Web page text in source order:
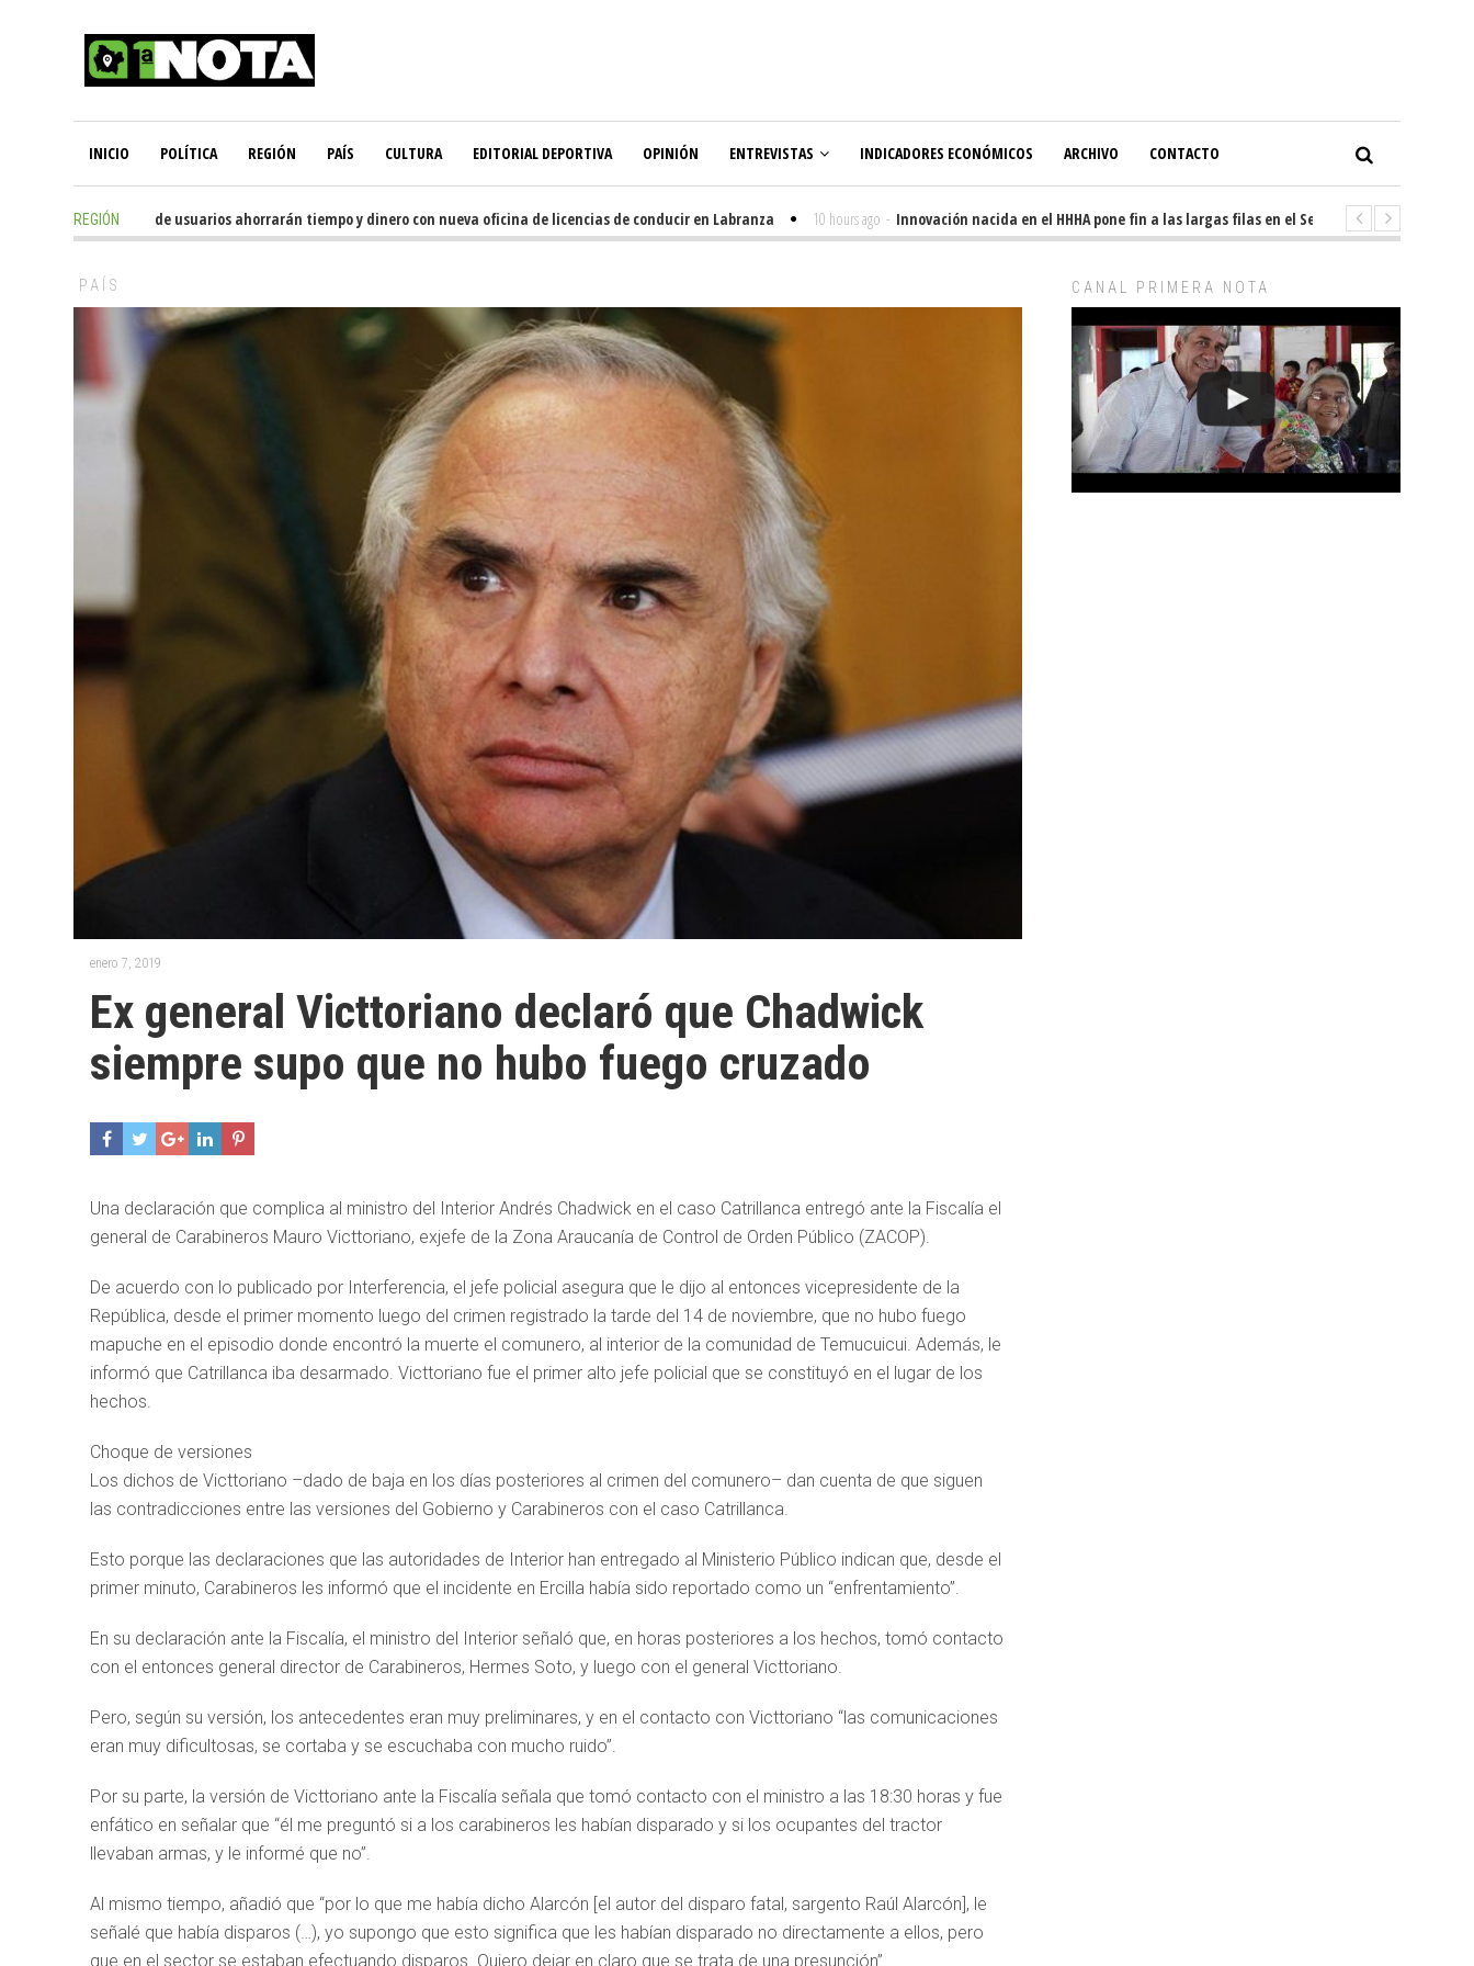
INICIO POLÍTICA REGIÓN PAÍS CULTURA EDITORIAL DEPORTIVA OPINIÓN ENTREVISTAS INDICADORES ECONÓMICOS ARCHIVO CONTACTO
REGIÓN
- Miles de usuarios ahorrarán tiempo y dinero con nueva oficina de licencias de conducir en Labranza 10 hours ago - Innovación nacida en el HHHA pone fin a las largas filas en el Servicio de Imagenología
PAÍS
enero 7, 2019
Ex general Victtoriano declaró que Chadwick
siempre supo que no hubo fuego cruzado
Una declaración que complica al ministro del Interior Andrés Chadwick en el caso Catrillanca entregó ante la Fiscalía el
general de Carabineros Mauro Victtoriano, exjefe de la Zona Araucanía de Control de Orden Público (ZACOP).
De acuerdo con lo publicado por Interferencia, el jefe policial asegura que le dijo al entonces vicepresidente de la
República, desde el primer momento luego del crimen registrado la tarde del 14 de noviembre, que no hubo fuego
mapuche en el episodio donde encontró la muerte el comunero, al interior de la comunidad de Temucuicui. Además, le
informó que Catrillanca iba desarmado. Victtoriano fue el primer alto jefe policial que se constituyó en el lugar de los
hechos.
Choque de versiones
Los dichos de Victtoriano –dado de baja en los días posteriores al crimen del comunero– dan cuenta de que siguen
las contradicciones entre las versiones del Gobierno y Carabineros con el caso Catrillanca.
Esto porque las declaraciones que las autoridades de Interior han entregado al Ministerio Público indican que, desde el
primer minuto, Carabineros les informó que el incidente en Ercilla había sido reportado como un “enfrentamiento”.
En su declaración ante la Fiscalía, el ministro del Interior señaló que, en horas posteriores a los hechos, tomó contacto
con el entonces general director de Carabineros, Hermes Soto, y luego con el general Victtoriano.
Pero, según su versión, los antecedentes eran muy preliminares, y en el contacto con Victtoriano “las comunicaciones
eran muy dificultosas, se cortaba y se escuchaba con mucho ruido”.
Por su parte, la versión de Victtoriano ante la Fiscalía señala que tomó contacto con el ministro a las 18:30 horas y fue
enfático en señalar que “él me preguntó si a los carabineros les habían disparado y si los ocupantes del tractor
llevaban armas, y le informé que no”.
Al mismo tiempo, añadió que “por lo que me había dicho Alarcón [el autor del disparo fatal, sargento Raúl Alarcón], le
señalé que había disparos (…), yo supongo que esto significa que les habían disparado no directamente a ellos, pero
que en el sector se estaban efectuando disparos. Quiero dejar en claro que se trata de una presunción”.
CANAL PRIMERA NOTA